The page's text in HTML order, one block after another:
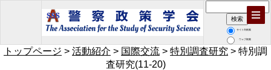
サイト内検索
ウェブ検索
トップページ > 活動紹介 > 国際交流 > 特別調査研究 > 特別調
査研究(11-20)